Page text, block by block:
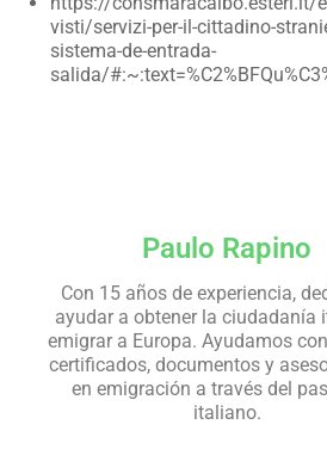
visti/servizi-per-il-cittadino-
sistema-de-entrada-
salida/
Paulo Rapino
Con 15 años de experiencia,
ayudar a obtener la ciudadanía
emigrar a Europa. Ayudamos
certificados, documentos y
en emigración a través del
italiano.